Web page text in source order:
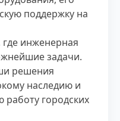
поддержку на
инженерная
задачи.
решения
наследию и
работу городских